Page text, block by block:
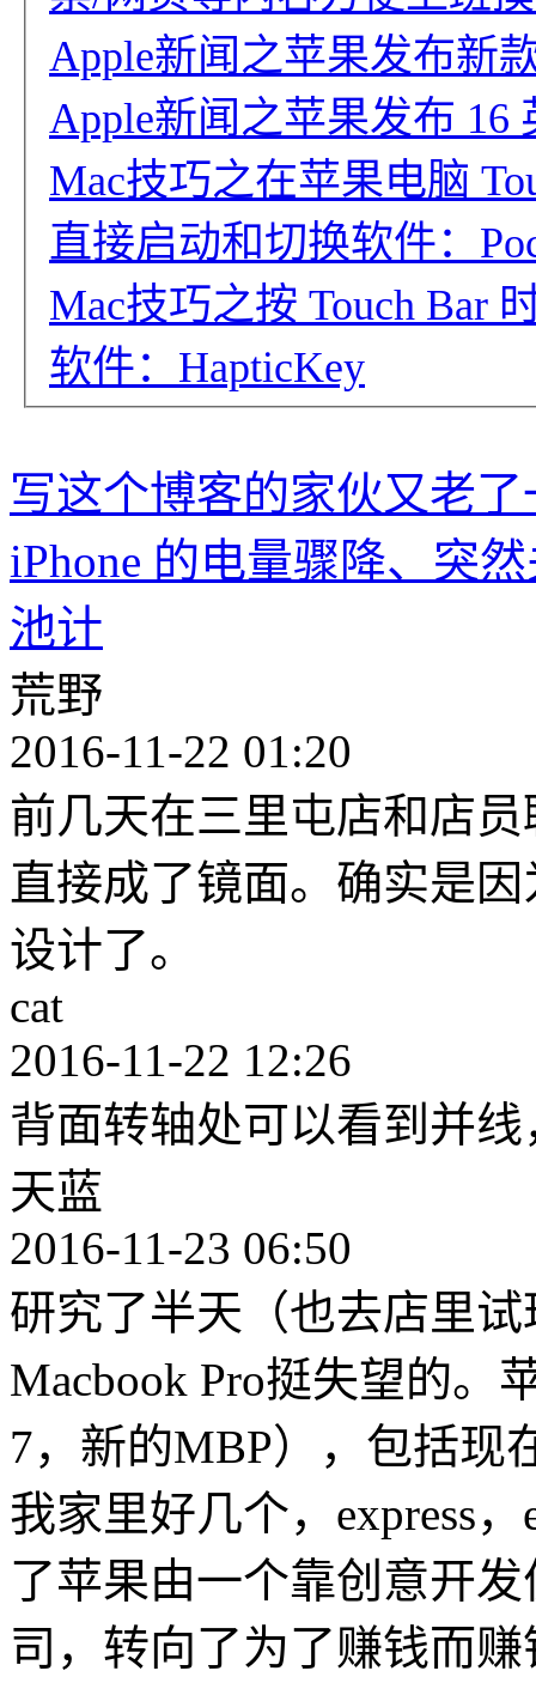
Apple新闻之苹果发布新
Apple新闻之苹果发布 16
Mac技巧之在苹果电脑
直接启动和切换软件：
Mac技巧之按 Touch Bar
软件：HapticKey
写这个博客的家伙又老了
iPhone 的电量骤降、突
池计
荒野
2016-11-22 01:20
前几天在三里屯店和店
直接成了镜面。确实是
设计了。
cat
2016-11-22 12:26
背面转轴处可以看到并线
天蓝
2016-11-23 06:50
研究了半天（也去店里
Macbook Pro挺失望的。
7，新的MBP），包括现
我家里好几个，express
了苹果由一个靠创意开
司，转向了为了赚钱而